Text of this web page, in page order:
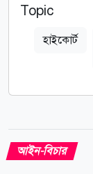
Topic
হাইকোর্ট
আইন-বিচার